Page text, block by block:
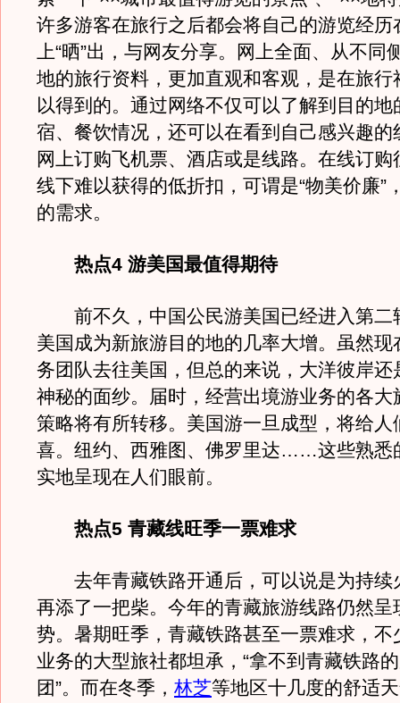
许多游客在旅行之后都会将自己的游览经历
上“晒”出，与网友分享。网上全面、从不同
地的旅行资料，更加直观和客观，是在旅行
以得到的。通过网络不仅可以了解到目的地
宿、餐饮情况，还可以在看到自己感兴趣的
网上订购飞机票、酒店或是线路。在线订购
线下难以获得的低折扣，可谓是“物美价廉”
的需求。
热点4 游美国最值得期待
前不久，中国公民游美国已经进入第二
美国成为新旅游目的地的几率大增。虽然现
务团队去往美国，但总的来说，大洋彼岸还
神秘的面纱。届时，经营出境游业务的各大
策略将有所转移。美国游一旦成型，将给人
喜。纽约、西雅图、佛罗里达……这些熟悉
实地呈现在人们眼前。
热点5 青藏线旺季一票难求
去年青藏铁路开通后，可以说是为持续
再添了一把柴。今年的青藏旅游线路仍然呈
势。暑期旺季，青藏铁路甚至一票难求，不
业务的大型旅社都坦承，“拿不到青藏铁路
团”。而在冬季， 林芝等地区十几度的舒适